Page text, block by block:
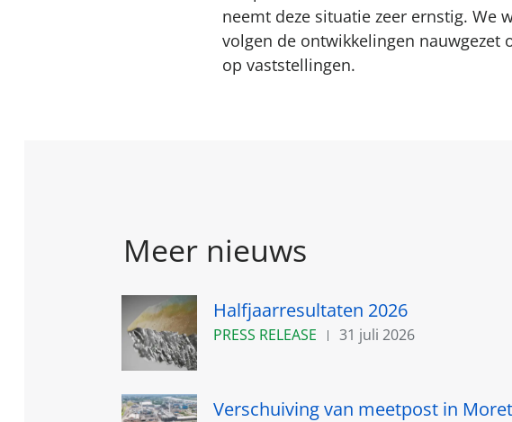
neemt deze situatie zeer ernstig. We
volgen de ontwikkelingen
op vaststellingen.
Meer nieuws
Halfjaarresultaten 2026
PRESS RELEASE 31 juli 2026
Verschuiving van meetpost in